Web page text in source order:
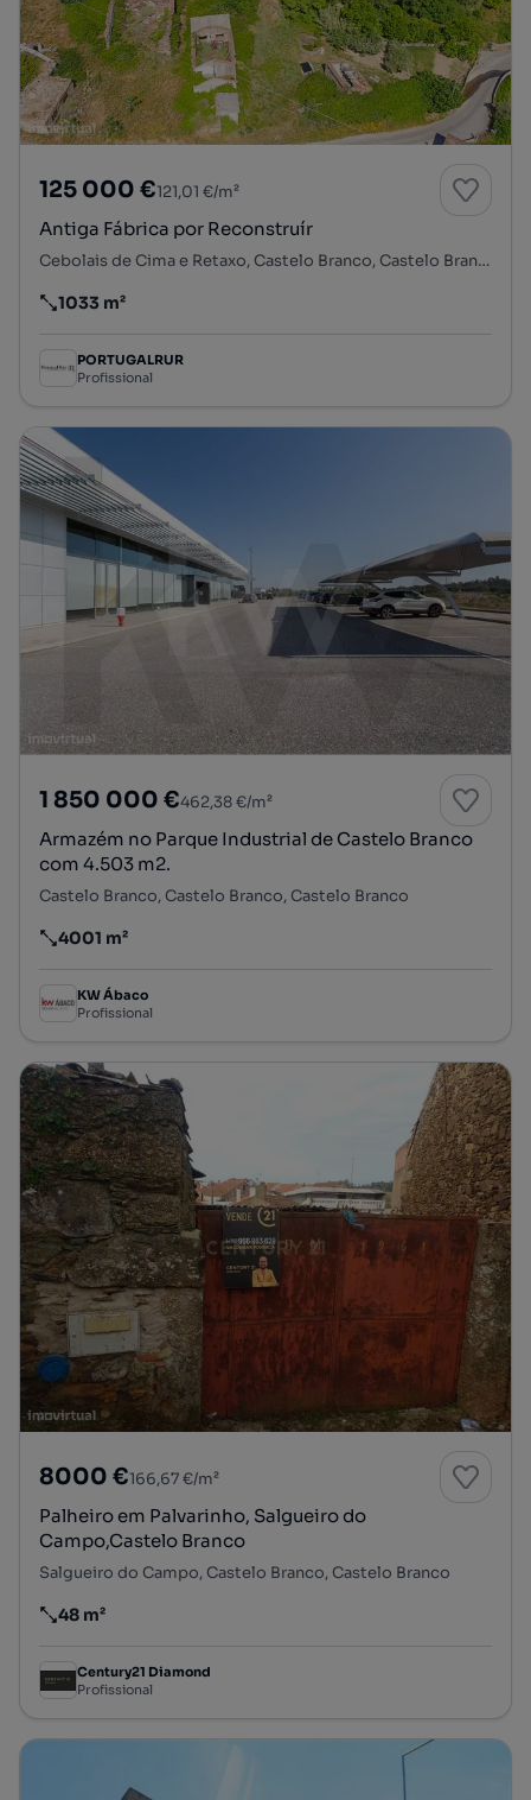
125 000 €121,01 €/m²
Antiga Fábrica por Reconstruír
Cebolais de Cima e Retaxo, Castelo Branco, Castelo Branco
Preço por metro quadrado
1033 m²
PORTUGALRUR
Profissional
1 850 000 €462,38 €/m²
Armazém no Parque Industrial de Castelo Branco
com 4.503 m2.
Castelo Branco, Castelo Branco, Castelo Branco
Preço por metro quadrado
4001 m²
KW Ábaco
Profissional
8000 €166,67 €/m²
Palheiro em Palvarinho, Salgueiro do
Campo,Castelo Branco
Salgueiro do Campo, Castelo Branco, Castelo Branco
Preço por metro quadrado
48 m²
Century21 Diamond
Profissional